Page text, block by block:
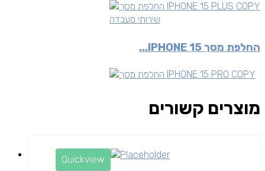
שירותי מעבדה
החלפת מסך IPHONE 15...
מוצרים קשורים
Quickview